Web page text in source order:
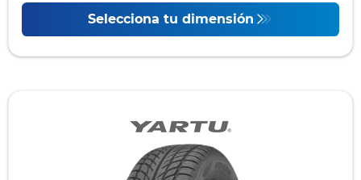
Selecciona tu dimensión